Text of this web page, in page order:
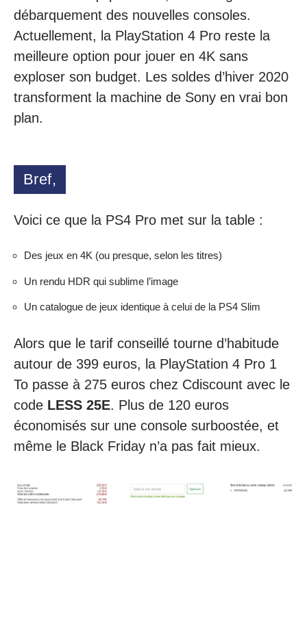
débarquement des nouvelles consoles.
Actuellement, la PlayStation 4 Pro reste la
meilleure option pour jouer en 4K sans
exploser son budget. Les soldes d’hiver 2020
transforment la machine de Sony en vrai bon
plan.
Bref,
Voici ce que la PS4 Pro met sur la table :
Des jeux en 4K (ou presque, selon les titres)
Un rendu HDR qui sublime l’image
Un catalogue de jeux identique à celui de la PS4 Slim
Alors que le tarif conseillé tourne d’habitude
autour de 399 euros, la PlayStation 4 Pro 1
To passe à 275 euros chez Cdiscount avec le
code LESS 25E. Plus de 120 euros
économisés sur une console surboostée, et
même le Black Friday n’a pas fait mieux.